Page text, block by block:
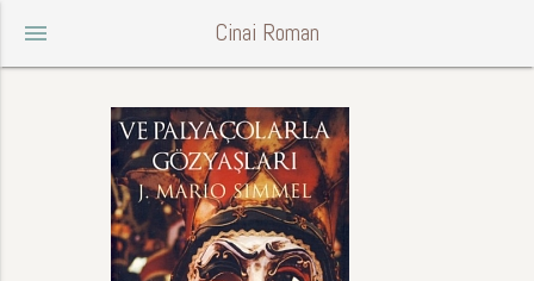
menu Cinai Roman